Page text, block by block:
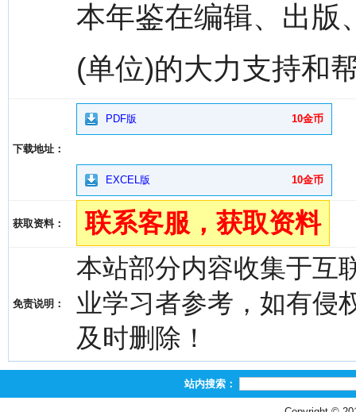
本年鉴在编辑、出版
(单位)的大力支持和
下载地址：
PDF版 10金币
EXCEL版 10金币
获取资料： 联系客服，获取资料
免责说明：
本站部分内容收集于互
业学习者参考，如有侵
及时删除！
站内搜索：